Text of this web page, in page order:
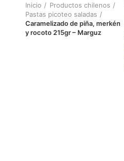
Inicio
Productos chilenos
Pastas picoteo saladas
Caramelizado de piña, merkén
y rocoto 215gr – Marguz